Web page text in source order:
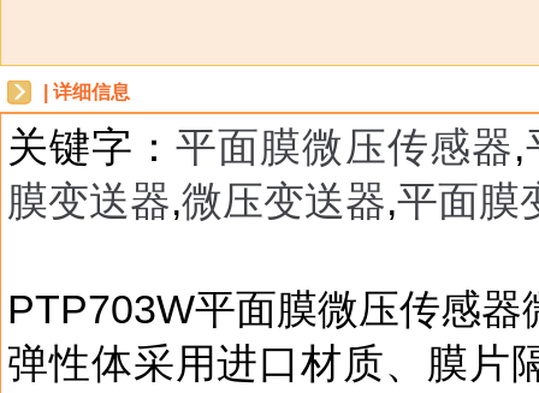
| 详细信息
关键字：平面膜微压传感器,
膜变送器,微压变送器,平面膜
PTP703W平面膜微压传感器
弹性体采用进口材质、膜片